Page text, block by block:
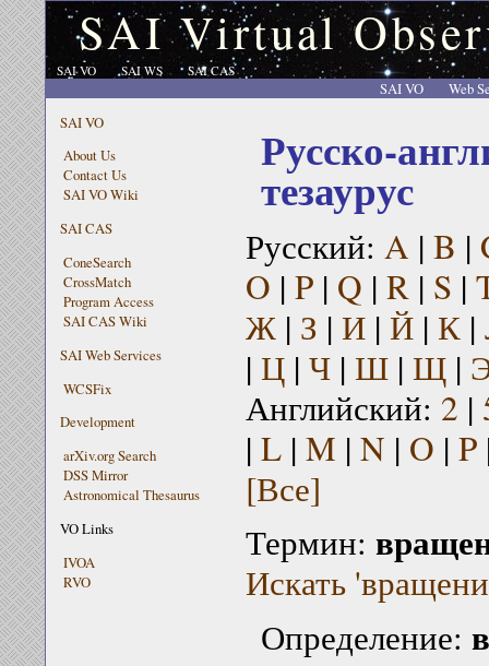
SAI Virtual
SAI VO SAI WS SAI CAS
SAI VO
Web
SAI VO
About Us
Contact Us
SAI VO Wiki
SAI CAS
ConeSearch
CrossMatch
Program Access
SAI CAS Wiki
SAI Web Services
WCSFix
Development
arXiv.org Search
DSS Mirror
Astronomical Thesaurus
VO Links
IVOA
RVO
Русско-
тезаурус
Русский: A | B |
O | P| Q | R| S |
Ж| З | И| Й| К|
| Ц| Ч| Ш| Щ|
Английский: 2 |
| L| M | N | O | P
[Все]
Термин:
Искать
Определение: